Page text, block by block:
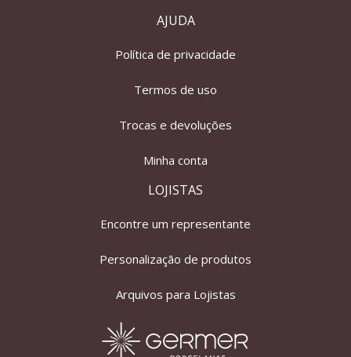
AJUDA
Política de privacidade
Termos de uso
Trocas e devoluções
Minha conta
LOJISTAS
Encontre um representante
Personalização de produtos
Arquivos para Lojistas